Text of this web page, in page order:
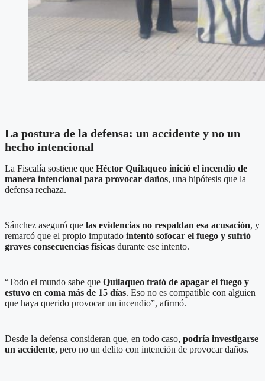
La postura de la defensa: un accidente y no un
hecho intencional
La Fiscalía sostiene que Héctor Quilaqueo inició el incendio de
manera intencional para provocar daños, una hipótesis que la
defensa rechaza.
Sánchez aseguró que las evidencias no respaldan esa acusación, y
remarcó que el propio imputado intentó sofocar el fuego y sufrió
graves consecuencias físicas durante ese intento.
“Todo el mundo sabe que Quilaqueo trató de apagar el fuego y
estuvo en coma más de 15 días. Eso no es compatible con alguien
que haya querido provocar un incendio”, afirmó.
Desde la defensa consideran que, en todo caso, podría investigarse
un accidente, pero no un delito con intención de provocar daños.